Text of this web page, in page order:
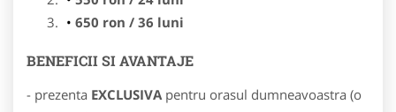
650 ron / 36 luni
BENEFICII SI AVANTAJE
- prezenta EXCLUSIVA pentru orasul dumneavoastra (o